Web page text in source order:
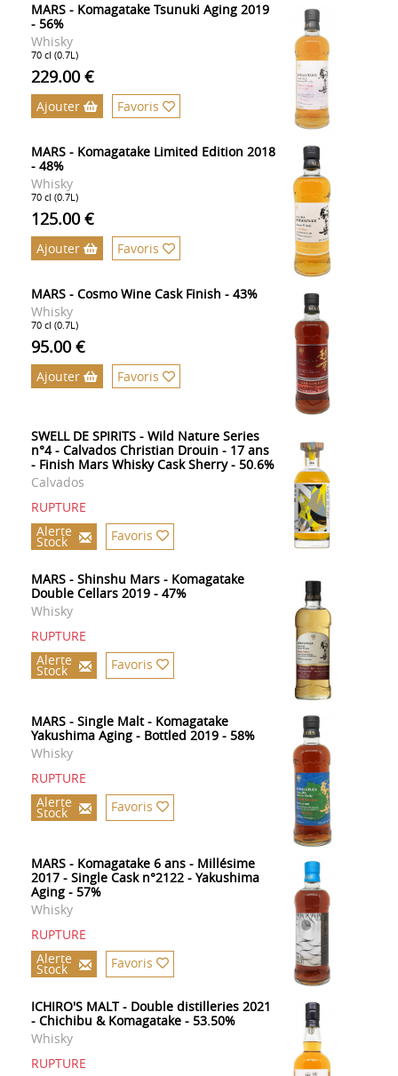
MARS - Komagatake Tsunuki Aging 2019
- 56%
Whisky
70 cl (0.7L)
229.00 €
Ajouter Favoris
MARS - Komagatake Limited Edition 2018
- 48%
Whisky
70 cl (0.7L)
125.00 €
Ajouter Favoris
MARS - Cosmo Wine Cask Finish - 43%
Whisky
70 cl (0.7L)
95.00 €
Ajouter Favoris
SWELL DE SPIRITS - Wild Nature Series
n°4 - Calvados Christian Drouin - 17 ans
- Finish Mars Whisky Cask Sherry - 50.6%
Calvados
RUPTURE
Alerte
Stock Favoris
MARS - Shinshu Mars - Komagatake
Double Cellars 2019 - 47%
Whisky
RUPTURE
Alerte
Stock Favoris
MARS - Single Malt - Komagatake
Yakushima Aging - Bottled 2019 - 58%
Whisky
RUPTURE
Alerte
Stock Favoris
MARS - Komagatake 6 ans - Millésime
2017 - Single Cask n°2122 - Yakushima
Aging - 57%
Whisky
RUPTURE
Alerte
Stock Favoris
ICHIRO'S MALT - Double distilleries 2021
- Chichibu & Komagatake - 53.50%
Whisky
RUPTURE